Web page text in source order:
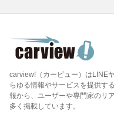
carview!（カービュー）はLINE
らゆる情報やサービスを提供す
報から、ユーザーや専門家のリ
多く掲載しています。